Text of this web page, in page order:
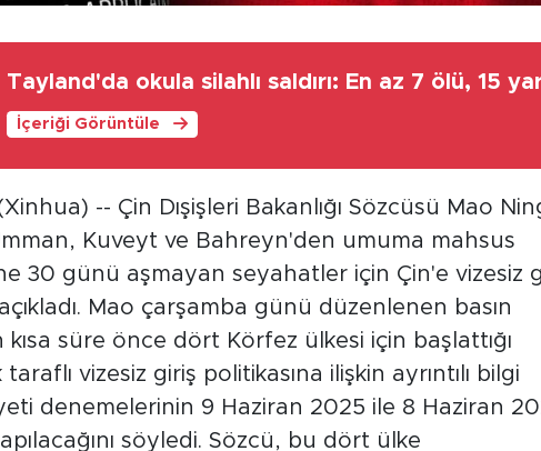
Tayland'da okula silahlı saldırı: En az 7 ölü, 15
İçeriği Görüntüle
-- Çin Dışişleri Bakanlığı Sözcüsü Mao
Kuveyt ve Bahreyn'den umuma mahsus
30 günü aşmayan seyahatler için Çin'e vizesiz
açıkladı. Mao çarşamba günü düzenlenen basın
kısa süre önce dört Körfez ülkesi için başlattığı
vizesiz giriş politikasına ilişkin ayrıntılı bilgi
denemelerinin 9 Haziran 2025 ile 8 Haziran
söyledi. Sözcü, bu dört ülke